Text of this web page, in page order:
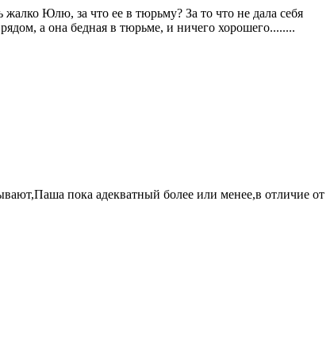
жалко Юлю, за что ее в тюрьму? За то что не дала себя
а она бедная в тюрьме, и ничего хорошего........
пока адекватный более или менее,в отличие от